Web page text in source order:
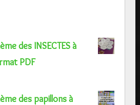
des INSECTES à
PDF
des papillons à